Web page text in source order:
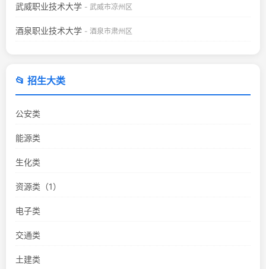
武威职业技术大学 - 武威市凉州区
酒泉职业技术大学 - 酒泉市肃州区
📂 招生大类
公安类
能源类
生化类
资源类（1）
电子类
交通类
土建类